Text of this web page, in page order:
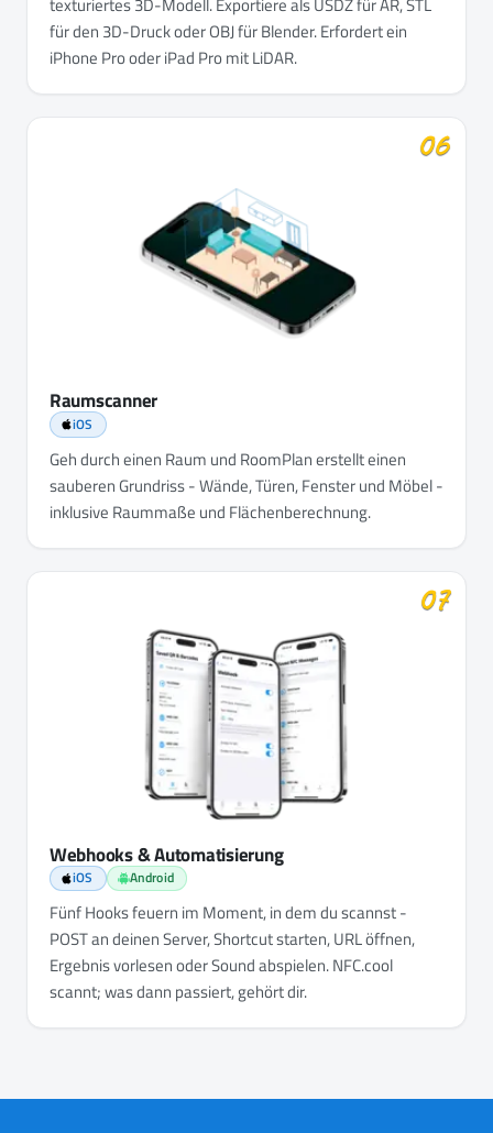
für den 3D-Druck oder OBJ für Blender. Erfordert ein
iPhone Pro oder iPad Pro mit LiDAR.
06
Raumscanner
iOS
Geh durch einen Raum und RoomPlan erstellt einen
sauberen Grundriss - Wände, Türen, Fenster und Möbel -
inklusive Raummaße und Flächenberechnung.
07
Webhooks & Automatisierung
iOS Android
Fünf Hooks feuern im Moment, in dem du scannst -
POST an deinen Server, Shortcut starten, URL öffnen,
Ergebnis vorlesen oder Sound abspielen. NFC.cool
scannt; was dann passiert, gehört dir.